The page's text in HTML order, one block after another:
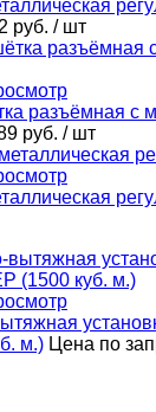
руб. / шт
разъёмная с
руб. / шт
м.) Цена по